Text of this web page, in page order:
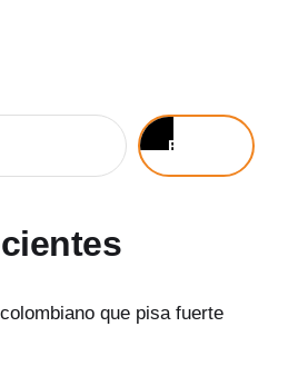
Buscar
que pisa fuerte